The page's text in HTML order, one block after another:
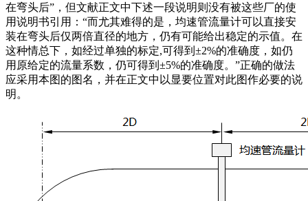
在弯头后”，但文献正文中下述一段说明则没有被这些厂的使
用说明书引用：“而尤其难得的是，均速管流量计可以直接安
装在弯头后仅两倍直径的地方，仍有可能给出稳定的示值。在
这种情总下，如经过单独的标定,可得到±2%的准确度，如仍
用原给定的流量系数，仍可得到±5%的准确度。”正确的做法
应采用本图的图名，并在正文中以显要位置对此图作必要的说
明。